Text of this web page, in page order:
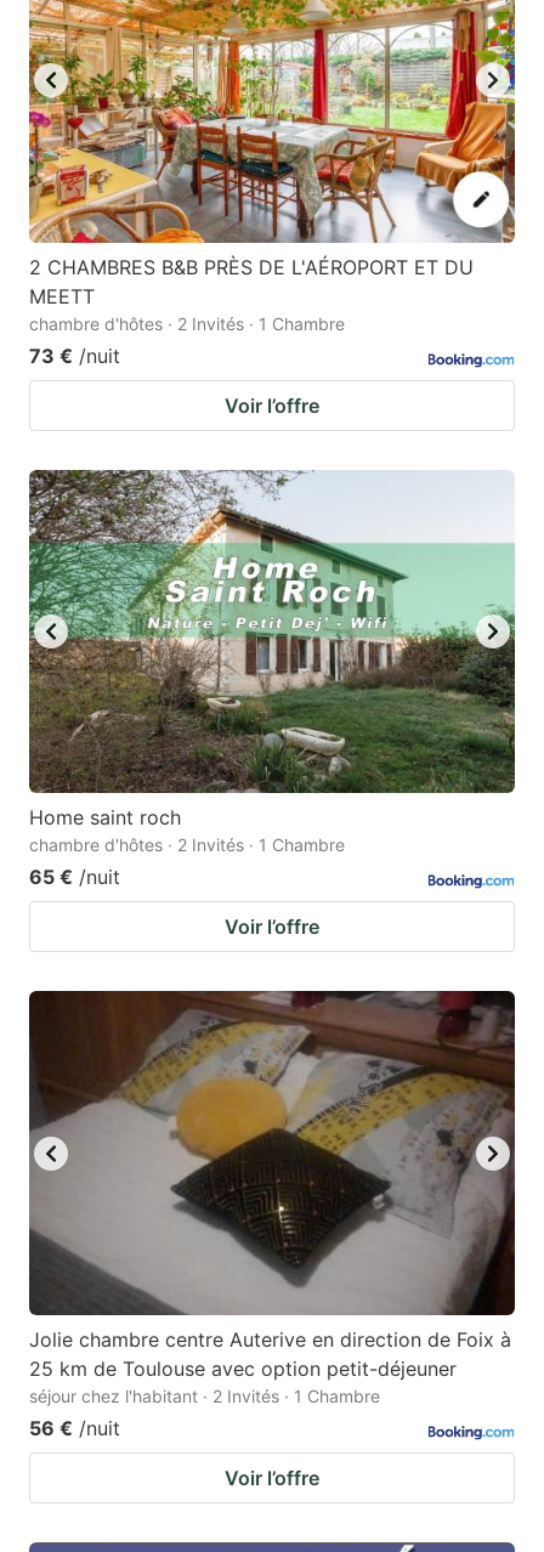
2 CHAMBRES B&B PRÈS DE L'AÉROPORT ET DU
MEETT
chambre d'hôtes · 2 Invités · 1 Chambre
73 € /nuit
Voir l’offre
Home saint roch
chambre d'hôtes · 2 Invités · 1 Chambre
65 € /nuit
Voir l’offre
Jolie chambre centre Auterive en direction de Foix à
25 km de Toulouse avec option petit-déjeuner
séjour chez l'habitant · 2 Invités · 1 Chambre
56 € /nuit
Voir l’offre